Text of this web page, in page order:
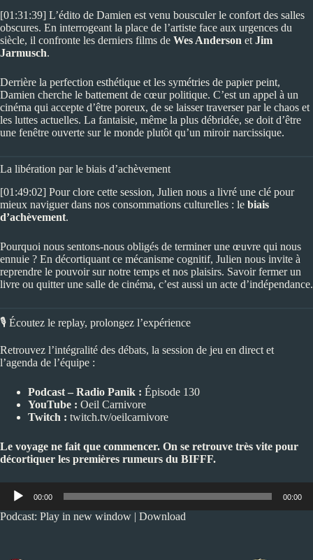
[01:31:39] L’édito de Damien est venu bousculer le confort des salles
obscures. En interrogeant la place de l’artiste face aux urgences du
siècle, il confronte les derniers films de Wes Anderson etJim
Jarmusch.
Derrière la perfection esthétique et les symétries de papier peint,
Damien cherche le battement de cœur politique. C’est un appel à un
cinéma qui accepte d’être poreux, de se laisser traverser par le chaos et
les luttes actuelles. La fantaisie, même la plus débridée, se doit d’être
une fenêtre ouverte sur le monde plutôt qu’un miroir narcissique.
La libération par le biais d’achèvement
[01:49:02] Pour clore cette session, Julien nous a livré une clé pour
mieux naviguer dans nos consommations culturelles : le biais
d’achèvement.
Pourquoi nous sentons-nous obligés de terminer une œuvre qui nous
ennuie ? En décortiquant ce mécanisme cognitif, Julien nous invite à
reprendre le pouvoir sur notre temps et nos plaisirs. Savoir fermer un
livre ou quitter une salle de cinéma, c’est aussi un acte d’indépendance.
🎙️ Écoutez le replay, prolongez l’expérience
Retrouvez l’intégralité des débats, la session de jeu en direct et
l’agenda de l’équipe :
Podcast – Radio Panik : Épisode 130
YouTube : Oeil Carnivore
Twitch : twitch.tv/oeilcarnivore
Le voyage ne fait que commencer. On se retrouve très vite pour
décortiquer les premières rumeurs du BIFFF.
Lecteur
audio
00:00 00:00
Podcast: Play in new window | Download